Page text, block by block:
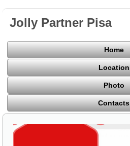
Jolly Partner Pisa
Home
Location
Photo
Contacts